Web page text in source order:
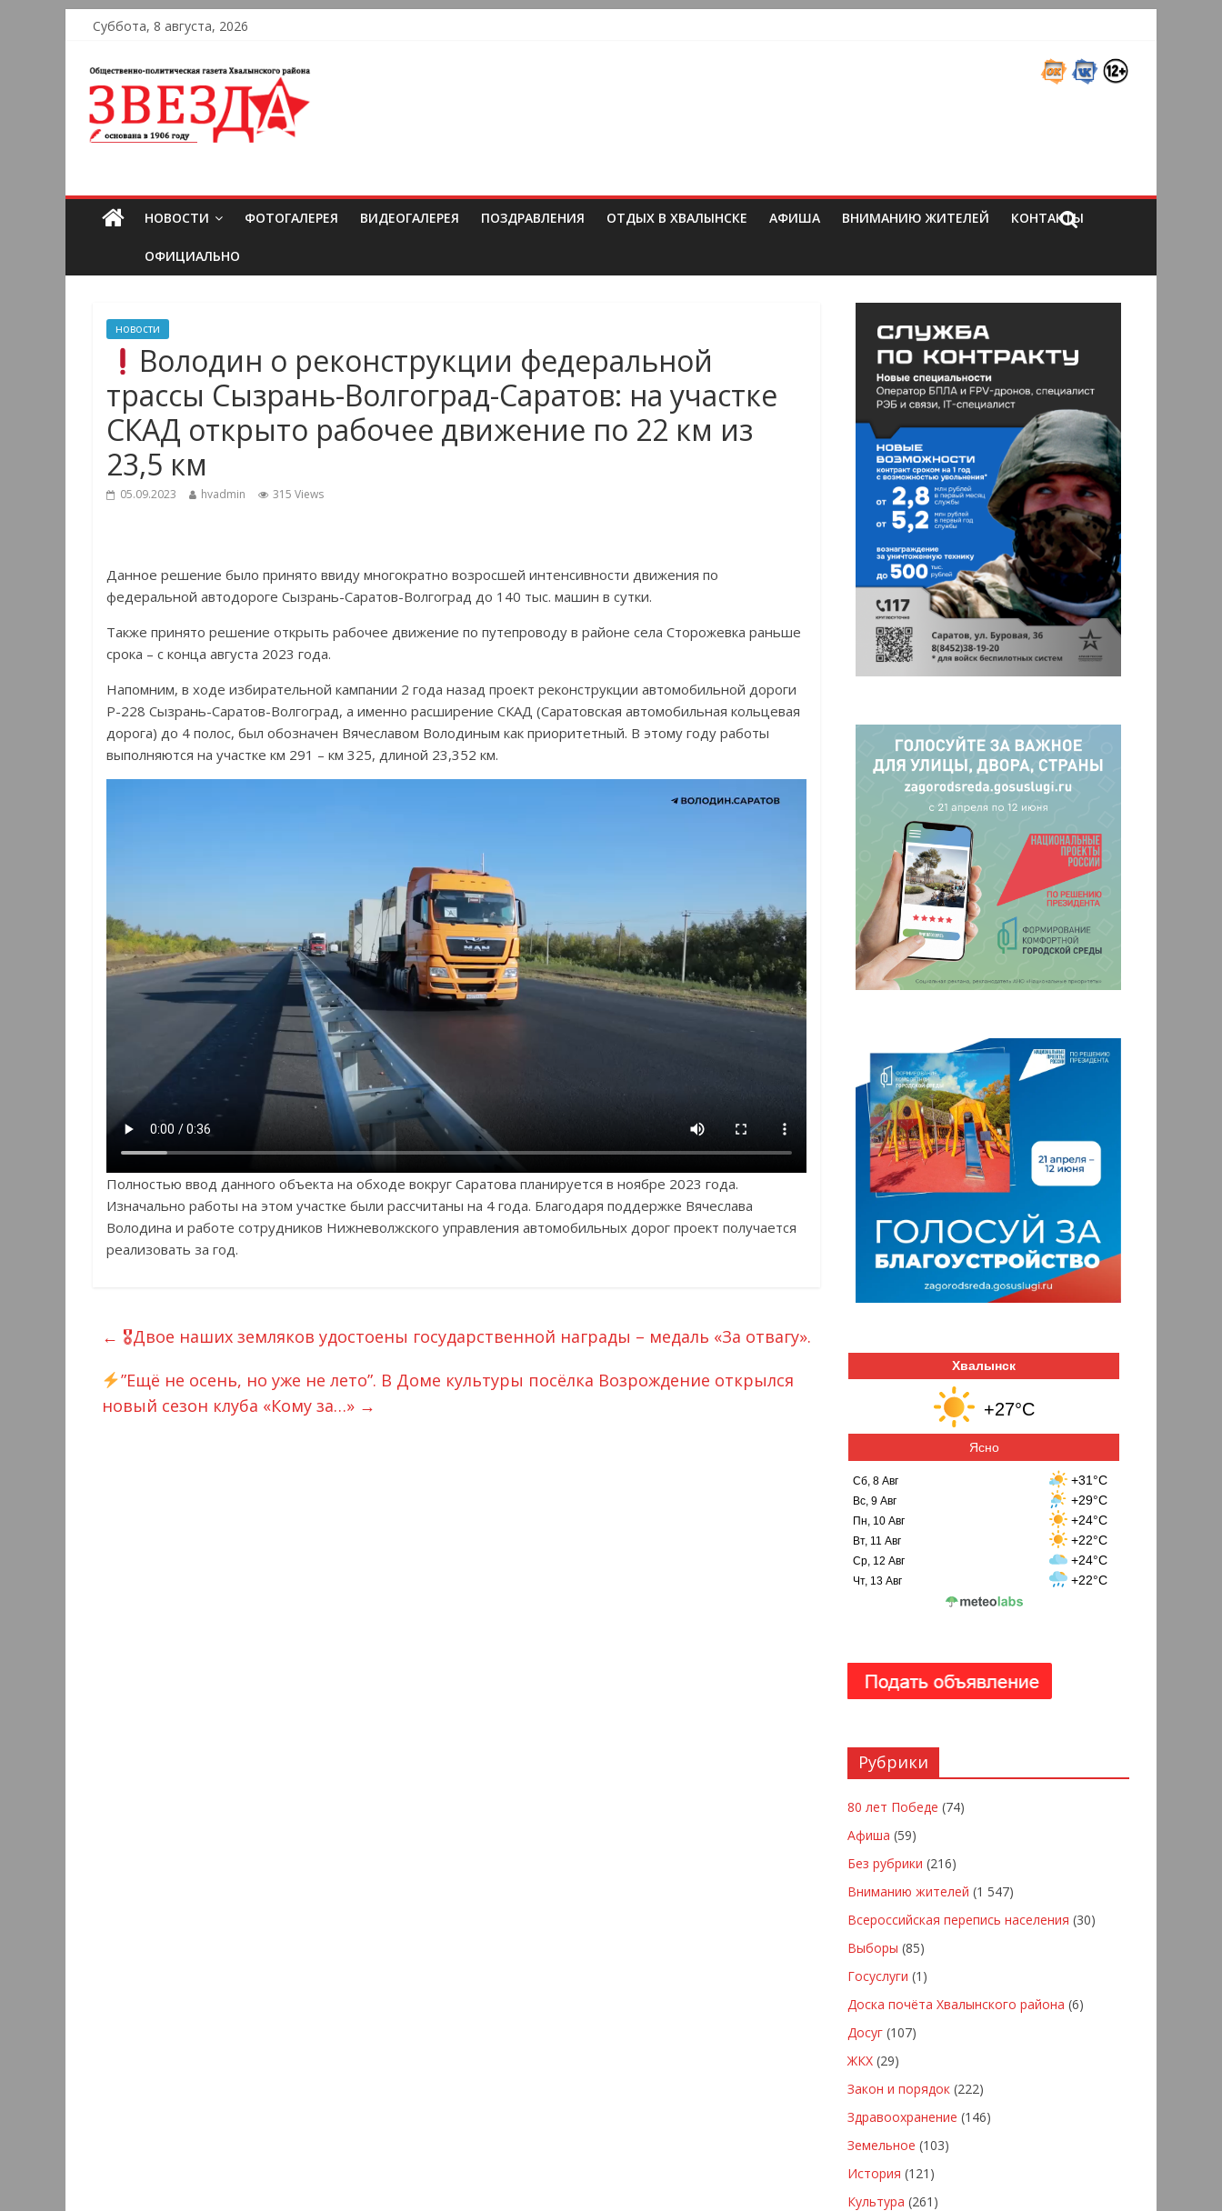
Суббота, 8 августа, 2026
НОВОСТИ ФОТОГАЛЕРЕЯ ВИДЕОГАЛЕРЕЯ ПОЗДРАВЛЕНИЯ ОТДЫХ В ХВАЛЫНСКЕ АФИША ВНИМАНИЮ ЖИТЕЛЕЙ КОНТАКТЫ
ОФИЦИАЛЬНО
новости
Володин о реконструкции федеральной
трассы Сызрань-Волгоград-Саратов: на участке
СКАД открыто рабочее движение по 22 км из
23,5 км
05.09.2023 hvadmin 315 Views
Данное решение было принято ввиду многократно возросшей интенсивности движения по
федеральной автодороге Сызрань-Саратов-Волгоград до 140 тыс. машин в сутки.
Также принято решение открыть рабочее движение по путепроводу в районе села Сторожевка раньше
срока – с конца августа 2023 года.
Напомним, в ходе избирательной кампании 2 года назад проект реконструкции автомобильной дороги
Р-228 Сызрань-Саратов-Волгоград, а именно расширение СКАД (Саратовская автомобильная кольцевая
дорога) до 4 полос, был обозначен Вячеславом Володиным как приоритетный. В этому году работы
выполняются на участке км 291 – км 325, длиной 23,352 км.
Полностью ввод данного объекта на обходе вокруг Саратова планируется в ноябре 2023 года.
Изначально работы на этом участке были рассчитаны на 4 года. Благодаря поддержке Вячеслава
Володина и работе сотрудников Нижневолжского управления автомобильных дорог проект получается
реализовать за год.
← 🎖Двое наших земляков удостоены государственной награды – медаль «За отвагу».
”Ещё не осень, но уже не лето”. В Доме культуры посёлка Возрождение открылся
новый сезон клуба «Кому за…» →
Хвалынск
+27°C
Ясно
Сб, 8 Авг +31°C
Вс, 9 Авг +29°C
Пн, 10 Авг +24°C
Вт, 11 Авг +22°C
Ср, 12 Авг +24°C
Чт, 13 Авг +22°C
Рубрики
80 лет Победе (74)
Афиша (59)
Без рубрики (216)
Вниманию жителей (1 547)
Всероссийская перепись населения (30)
Выборы (85)
Госуслуги (1)
Доска почёта Хвалынского района (6)
Досуг (107)
ЖКХ (29)
Закон и порядок (222)
Здравоохранение (146)
Земельное (103)
История (121)
Культура (261)